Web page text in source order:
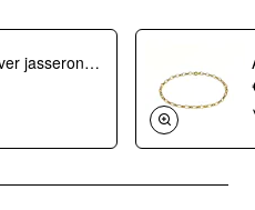
Aarmband, zilver jasseron 4,5mm. (lengte 18cm.) - 10274